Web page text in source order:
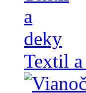
Textil